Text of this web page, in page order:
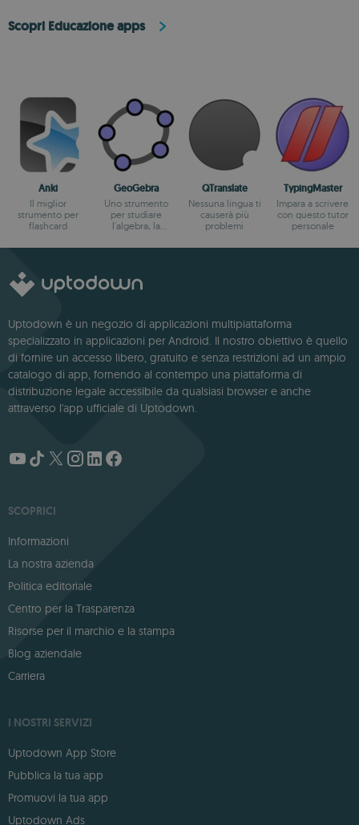
Scopri Educazione apps
Anki
Il miglior
strumento per
flashcard
GeoGebra
Uno strumento
per studiare
l'algebra, la
calcolo
QTranslate
Nessuna lingua ti
causerà più
problemi
TypingMaster
Impara a scrivere
con questo tutor
personale
Uptodown è un negozio di applicazioni multipiattaforma
specializzato in applicazioni per Android. Il nostro obiettivo è quello
di fornire un accesso libero, gratuito e senza restrizioni ad un ampio
catalogo di app, fornendo al contempo una piattaforma di
distribuzione legale accessibile da qualsiasi browser e anche
attraverso l'app ufficiale di Uptodown.
SCOPRICI
Informazioni
La nostra azienda
Politica editoriale
Centro per la Trasparenza
Risorse per il marchio e la stampa
Blog aziendale
Carriera
I NOSTRI SERVIZI
Uptodown App Store
Pubblica la tua app
Promuovi la tua app
Uptodown Ads